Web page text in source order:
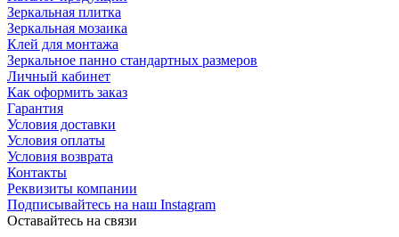
Зеркальная плитка
Зеркальная мозаика
Клей для монтажа
Зеркальное панно стандартных размеров
Личный кабинет
Как оформить заказ
Гарантия
Условия доставки
Условия оплаты
Условия возврата
Контакты
Реквизиты компании
Подписывайтесь на наш Instagram
Оставайтесь на связи